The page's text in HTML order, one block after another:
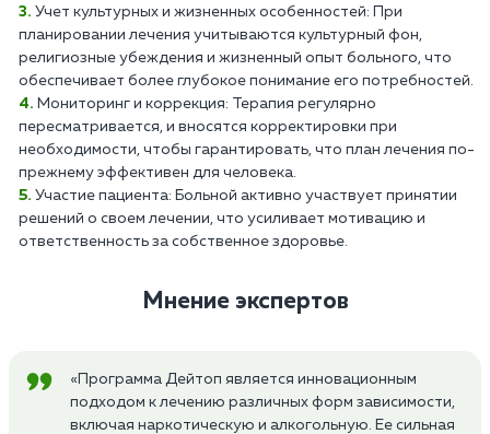
Учет культурных и жизненных особенностей: При
планировании лечения учитываются культурный фон,
религиозные убеждения и жизненный опыт больного, что
обеспечивает более глубокое понимание его потребностей.
Мониторинг и коррекция: Терапия регулярно
пересматривается, и вносятся корректировки при
необходимости, чтобы гарантировать, что план лечения по-
прежнему эффективен для человека.
Участие пациента: Больной активно участвует принятии
решений о своем лечении, что усиливает мотивацию и
ответственность за собственное здоровье.
Мнение экспертов
«Программа Дейтоп является инновационным
подходом к лечению различных форм зависимости,
включая наркотическую и алкогольную. Ее сильная